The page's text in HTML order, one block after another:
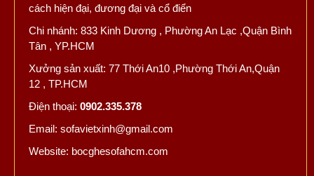
cách hiện đại, đương đại và cổ điển
Chi nhánh: 833 Kinh Dương , Phường An Lạc ,Quận Bình
Tân , YP.HCM
Xưởng sản xuất: 77 Thới An10 ,Phường Thới An,Quận
12 , TP.HCM
Điện thoại: 0902.335.378
Email: sofavietxinh@gmail.com
Website: bocghesofahcm.com